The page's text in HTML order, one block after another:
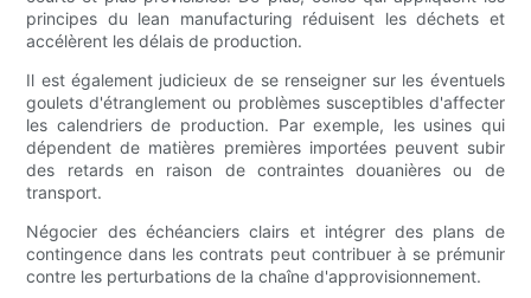
principes du lean manufacturing réduisent les déchets et
accélèrent les délais de production.
Il est également judicieux de se renseigner sur les éventuels
goulets d'étranglement ou problèmes susceptibles d'affecter
les calendriers de production. Par exemple, les usines qui
dépendent de matières premières importées peuvent subir
des retards en raison de contraintes douanières ou de
transport.
Négocier des échéanciers clairs et intégrer des plans de
contingence dans les contrats peut contribuer à se prémunir
contre les perturbations de la chaîne d'approvisionnement.